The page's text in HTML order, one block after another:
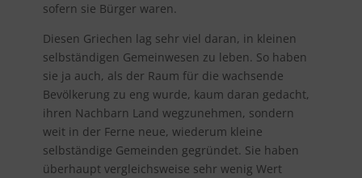
sofern sie Bürger waren.
Diesen Griechen lag sehr viel daran, in kleinen
selbständigen Gemeinwesen zu leben. So haben
sie ja auch, als der Raum für die wachsende
Bevölkerung zu eng wurde, kaum daran gedacht,
ihren Nachbarn Land wegzunehmen, sondern
weit in der Ferne neue, wiederum kleine
selbständige Gemeinden gegründet. Sie haben
überhaupt vergleichsweise sehr wenig Wert